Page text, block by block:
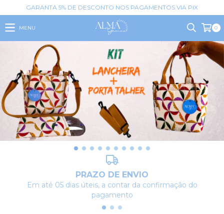
GARANTA 5% DE DESCONTO NOS PAGAMENTOS VIA PIX
MENU 0
PRAZO DE ENVIO
Em até 05 dias úteis, a contar da confirmação do
pagamento